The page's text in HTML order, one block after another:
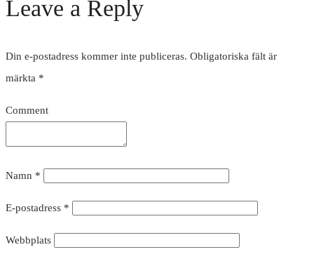
Leave a Reply
Din e-postadress kommer inte publiceras. Obligatoriska fält är
märkta *
Comment
Namn *
E-postadress *
Webbplats